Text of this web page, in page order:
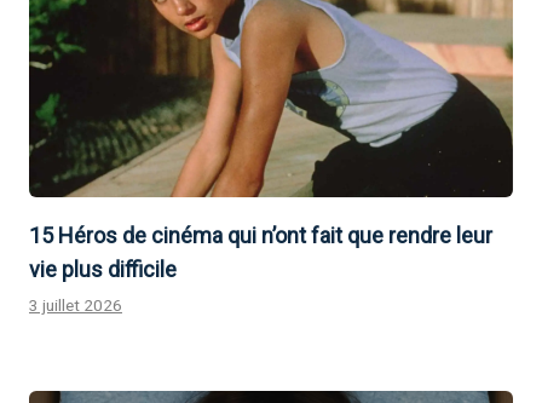
15 Héros de cinéma qui n’ont fait que rendre leur
vie plus difficile
3 juillet 2026